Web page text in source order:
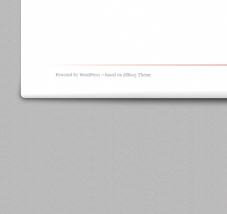
Powered by WordPress ¬ based on dfBlog Theme